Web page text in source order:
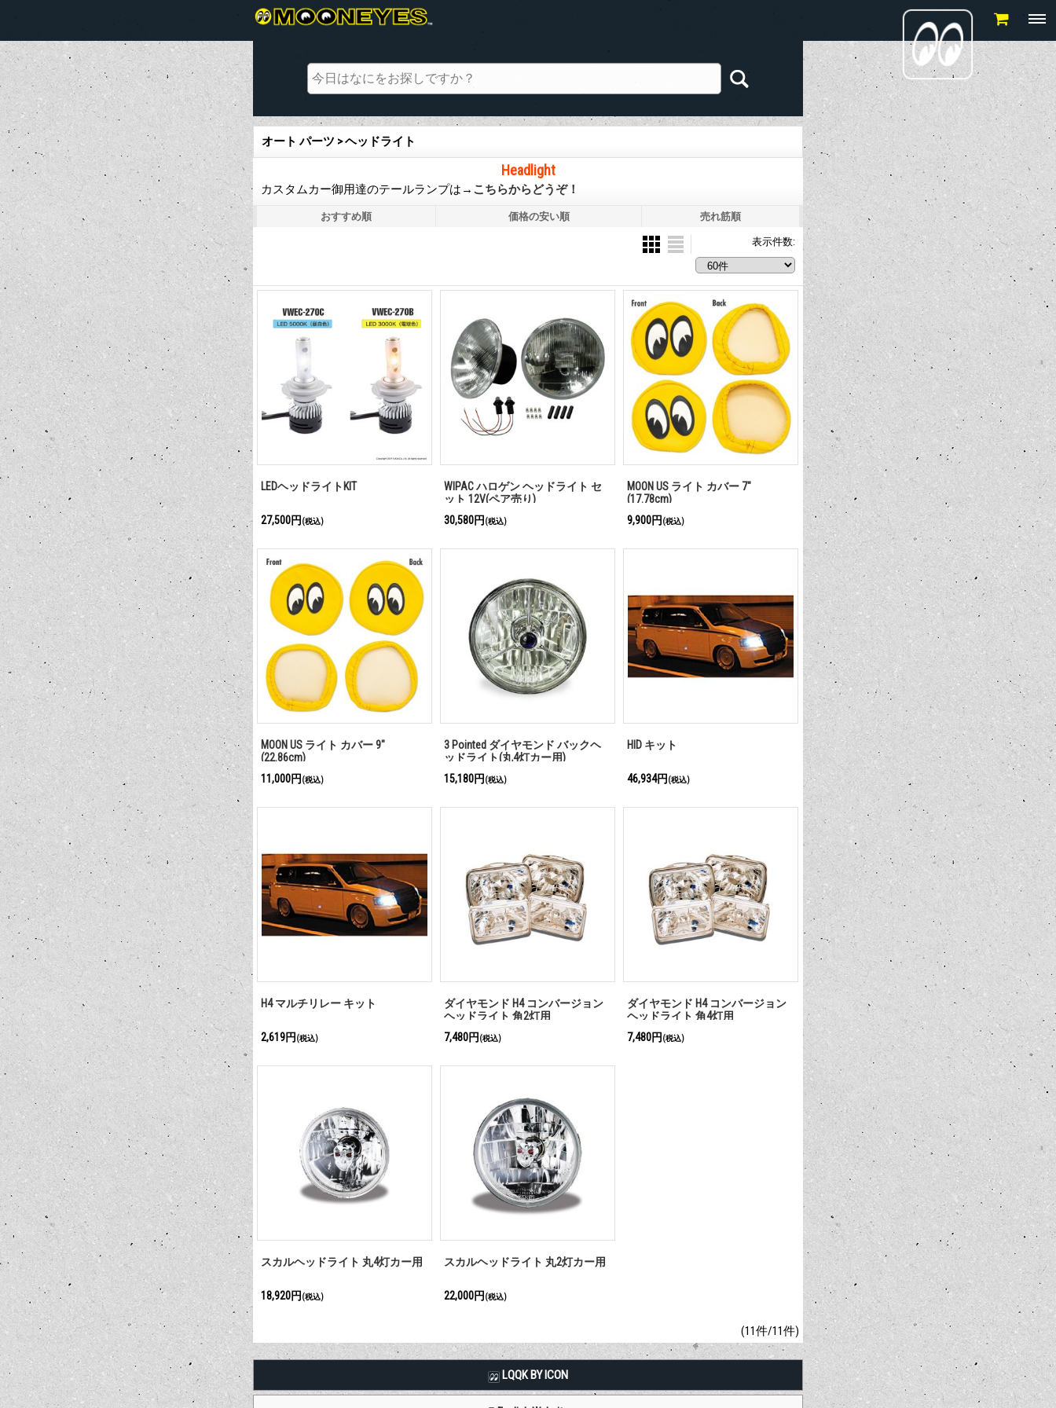
オート パーツ > ヘッドライト
Headlight
カスタムカー御用達のテールランプは→ こちらからどうぞ！
おすすめ順 価格の安い順 売れ筋順
表示件数:
LEDヘッドライトKIT
27,500円 (税込)
WIPAC ハロゲン ヘッドライト セ
ット 12V(ペア売り)
30,580円 (税込)
MOON US ライト カバー 7"
(17.78cm)
9,900円 (税込)
MOON US ライト カバー 9"
(22.86cm)
11,000円 (税込)
3 Pointed ダイヤモンド バックヘ
ッドライト(丸4灯カー用)
15,180円 (税込)
HID キット
46,934円 (税込)
H4 マルチリレー キット
2,619円 (税込)
ダイヤモンド H4 コンバージョン
ヘッドライト 角2灯用
7,480円 (税込)
ダイヤモンド H4 コンバージョン
ヘッドライト 角4灯用
7,480円 (税込)
スカルヘッドライト 丸4灯カー用
18,920円 (税込)
スカルヘッドライト 丸2灯カー用
22,000円 (税込)
(11件/11件)
LQQK BY ICON